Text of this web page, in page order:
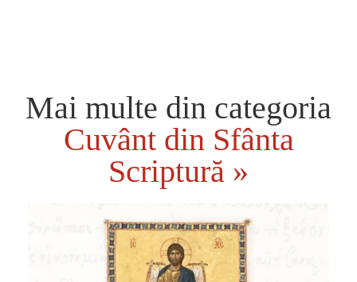
Mai multe din categoria
Cuvânt din Sfânta
Scriptură »